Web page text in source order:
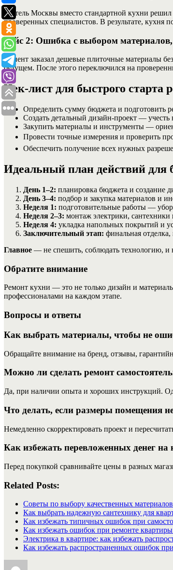
Житель Москвы вместо стандартной кухни решил
проверенных специалистов. В результате,
Кейс 2: Ошибка с выбором материалов,
Клиент заказал дешевые плиточные материалы
будущем. После этого переключился на
Чек-лист для быстрого старта
Определить сумму бюджета и подготовить
Создать детальный дизайн-проект —
Закупить материалы и инструменты —
Провести точные измерения и проверить
Обеспечить получение всех нужных
Идеальный план действий для
День 1–2: планировка бюджета и создание
День 3–4: подбор и закупка материалов и
Неделя 1: подготовительные работы —
Неделя 2–3: монтаж электрики,
Неделя 4: укладка напольных покрытий и
Заключительный этап: финальная
Главное — не спешить, соблюдать технологию, и
Обратите внимание
Ремонт кухни — это не только дизайн и
профессионалами на каждом этапе.
Вопросы и ответы
Как выбрать материалы, чтобы не
Обращайте внимание на бренд, отзывы,
Можно ли сделать ремонт
Да, при наличии опыта и хороших инструкций.
Что делать, если размеры помещения
Немедленно скорректировать проект и
Как избежать перевложенных денег на
Перед покупкой сравнивайте цены в разных
Related Posts:
Советы по выбору качественных
Как выбрать надежную сантехнику для
Как избежать типичных ошибок при
Как избежать ошибок при ремонте
Электрика в квартире: как избежать
Как избежать распространенных ошибок